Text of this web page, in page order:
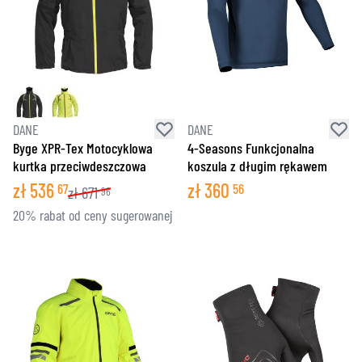
DANE
Byge XPR-Tex Motocyklowa
kurtka przeciwdeszczowa
zł536 67zł671 96
20% rabat od ceny sugerowanej
DANE
4-Seasons Funkcjonalna
koszula z długim rękawem
zł360 56